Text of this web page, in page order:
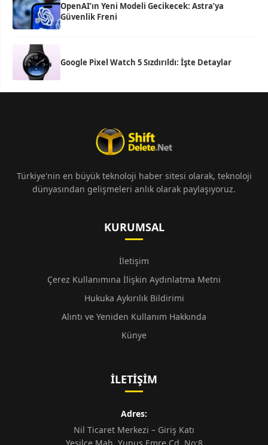
OpenAI’ın Yeni Modeli Gecikecek: Astra’ya
Güvenlik Freni
Google Pixel Watch 5 Sızdırıldı: İşte Detaylar
Türkiye'nin en büyük teknoloji haber sitesi olarak, teknoloji
dünyasından gelişmeleri anlık olarak paylaşıyoruz.
KURUMSAL
İletişim
Çerez Kullanımına İlişkin Aydınlatma Metni
Hukuka Aykırılık Bildirimi
Alıntı ve Yeniden Kullanım Hakkında
Künye
İLETIŞIM
Adres:
Nil Ticaret Merkezi – Giriş Katı